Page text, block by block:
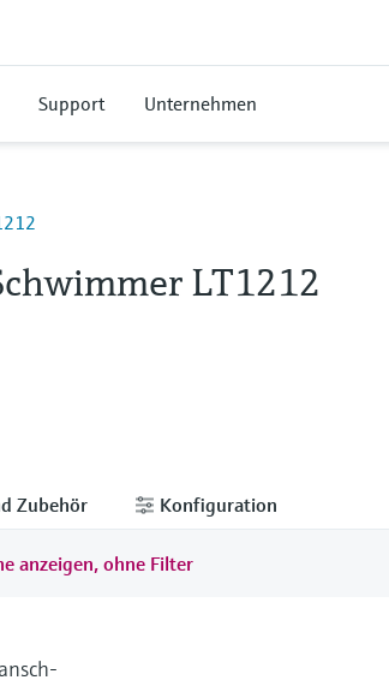
Support Unternehmen
LT1212
Zubehör Konfiguration
anzeigen, ohne Filter